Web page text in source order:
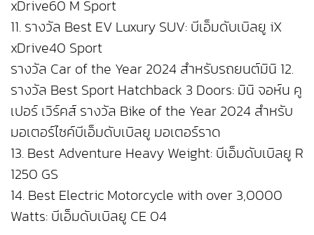
xDrive60 M Sport
11. รางวัล Best EV Luxury SUV: บีเอ็มดับเบิลยู iX
xDrive40 Sport
รางวัล Car of the Year 2024 สำหรับรถยนต์มินิ 12.
รางวัล Best Sport Hatchback 3 Doors: มินิ จอห์น คู
เปอร์ เวิร์คส์ รางวัล Bike of the Year 2024 สำหรับ
มอเตอร์ไซค์บีเอ็มดับเบิลยู มอเตอร์ราด
13. Best Adventure Heavy Weight: บีเอ็มดับเบิลยู R
1250 GS
14. Best Electric Motorcycle with over 3,0000
Watts: บีเอ็มดับเบิลยู CE 04